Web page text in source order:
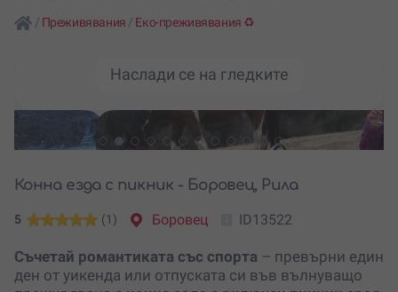
/ Преживявания / Еко-преживявания ♻️
Наслади се на гледките
Конна езда с пикник - Боровец, Рила
5 (1) Боровец ID13522
Съчетай романтиката със спорта – превърни един
ден от уикенда или отпуската си във вълнуващо